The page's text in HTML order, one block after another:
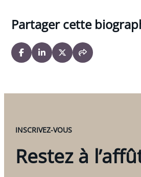
Partager cette
INSCRIVEZ-VOUS
Restez à